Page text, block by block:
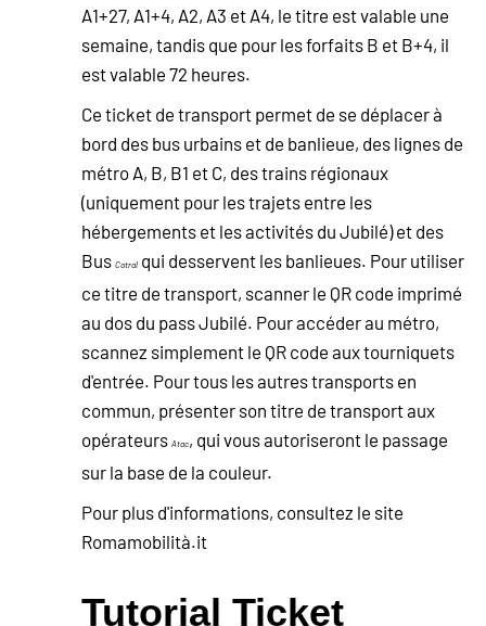
A1+27, A1+4, A2, A3 et A4, le titre est valable une
semaine, tandis que pour les forfaits B et B+4, il
est valable 72 heures.
Ce ticket de transport permet de se déplacer à
bord des bus urbains et de banlieue, des lignes de
métro A, B, B1 et C, des trains régionaux
(uniquement pour les trajets entre les
hébergements et les activités du Jubilé) et des
Bus Cotral qui desservent les banlieues. Pour utiliser
ce titre de transport, scanner le QR code imprimé
au dos du pass Jubilé. Pour accéder au métro,
scannez simplement le QR code aux tourniquets
d'entrée. Pour tous les autres transports en
commun, présenter son titre de transport aux
opérateurs Atac, qui vous autoriseront le passage
sur la base de la couleur.
Pour plus d'informations, consultez le site
Romamobilità.it
Tutorial Ticket